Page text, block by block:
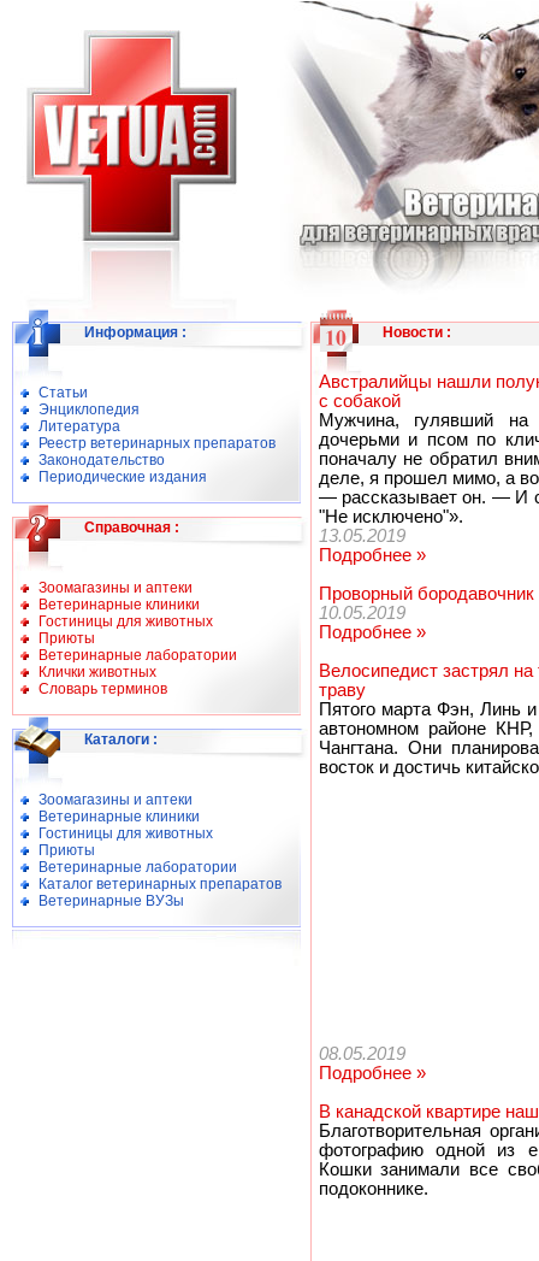
Информация :
Статьи
Энциклопедия
Литература
Реестр ветеринарных препаратов
Законодательство
Периодические издания
Справочная :
Зоомагазины и аптеки
Ветеринарные клиники
Гостиницы для животных
Приюты
Ветеринарные лаборатории
Клички животных
Словарь терминов
Каталоги :
Зоомагазины и аптеки
Ветеринарные клиники
Гостиницы для животных
Приюты
Ветеринарные лаборатории
Каталог ветеринарных препаратов
Ветеринарные ВУЗы
Новости:
Австралийцы нашли
с собакой
Мужчина, гулявший
дочерьми и псом по
поначалу не обратил
деле, я прошел мимо, а
— рассказывает он. — И
"Не исключено"».
13.05.2019
Подробнее »
Проворный
10.05.2019
Подробнее »
Велосипедист застрял
траву
Пятого марта Фэн, Линь
автономном районе
Чангтана. Они
восток и достичь
08.05.2019
Подробнее »
В канадской квартире
Благотворительная
фотографию одной из
Кошки занимали все
подоконнике.